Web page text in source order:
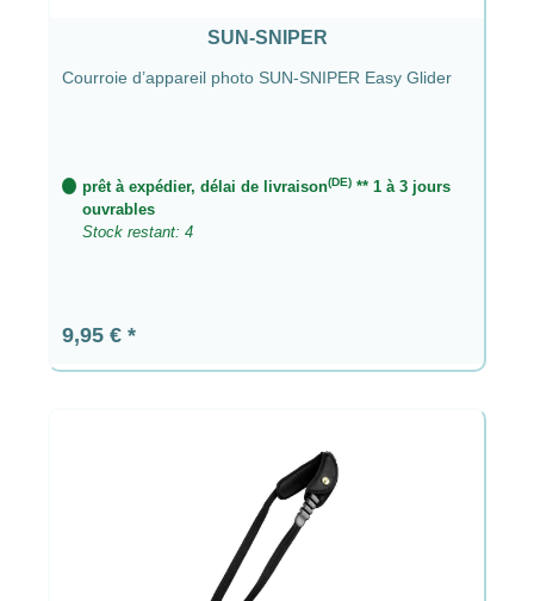
SUN-SNIPER
Courroie d’appareil photo SUN-SNIPER Easy Glider
prêt à expédier, délai de livraison(DE) ** 1 à 3 jours
ouvrables
Stock restant: 4
Prix régulier :
9,95 €